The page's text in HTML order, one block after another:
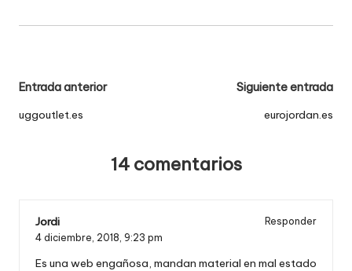
Navegación
de
Entrada anterior
uggoutlet.es
Siguiente entrada
eurojordan.es
14 comentarios
Jordi
Responder
4 diciembre, 2018, 9:23 pm
Es una web engañosa, mandan material en mal estado